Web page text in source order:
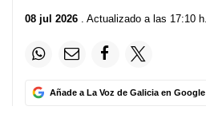
08 jul 2026 . Actualizado a las 17:10 h.
Añade a La Voz de Galicia en Google